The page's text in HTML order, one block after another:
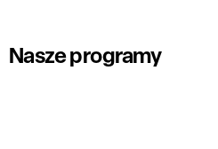
Nasze programy